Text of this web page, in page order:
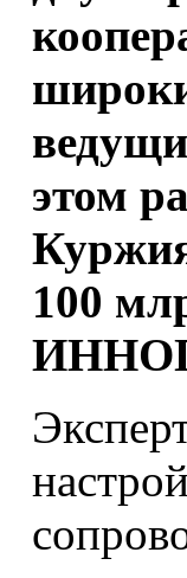
этом
100